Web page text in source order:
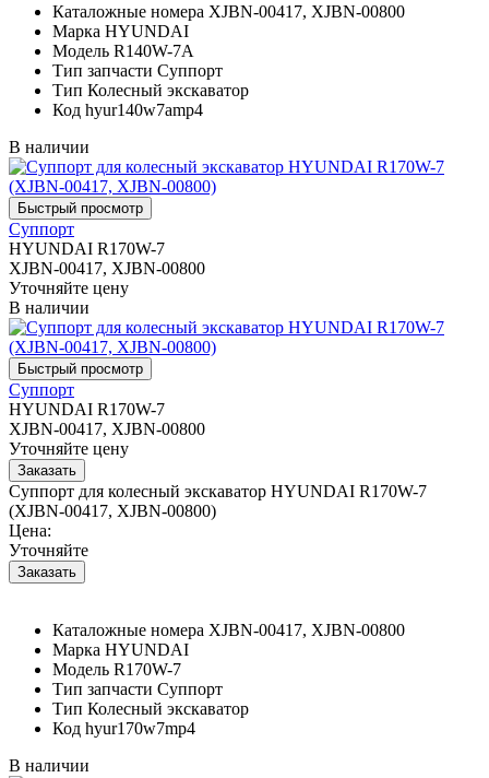
Каталожные номера XJBN-00417, XJBN-00800
Марка HYUNDAI
Модель R140W-7A
Тип запчасти Суппорт
Тип Колесный экскаватор
Код hyur140w7amp4
В наличии
Суппорт
HYUNDAI R170W-7
XJBN-00417, XJBN-00800
Уточняйте цену
В наличии
Суппорт
HYUNDAI R170W-7
XJBN-00417, XJBN-00800
Уточняйте цену
Суппорт для колесный экскаватор HYUNDAI R170W-7
(XJBN-00417, XJBN-00800)
Цена:
Уточняйте
Каталожные номера XJBN-00417, XJBN-00800
Марка HYUNDAI
Модель R170W-7
Тип запчасти Суппорт
Тип Колесный экскаватор
Код hyur170w7mp4
В наличии